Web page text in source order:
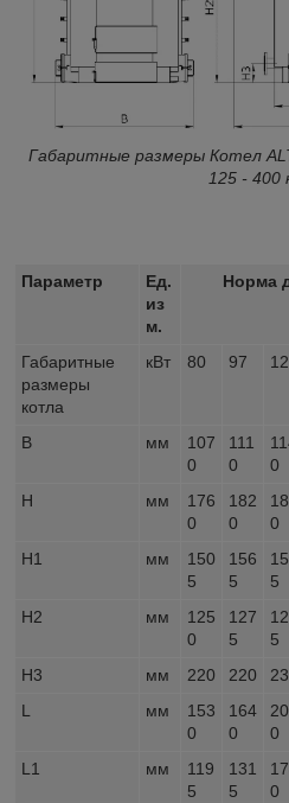
Габаритные размеры Котел
125 - 400
Параметр
Ед.
из
м.
Норма
Габаритные
размеры
котла
кВт 80 97
B мм
107
0
111
0
0
H
мм
176
0
182
0
0
H1
мм
150
5
156
5
5
H2
мм
125
0
127
5
5
H3
мм 220 220
L
мм
153
0
164
0
0
L1
мм
119
5
131
5
0